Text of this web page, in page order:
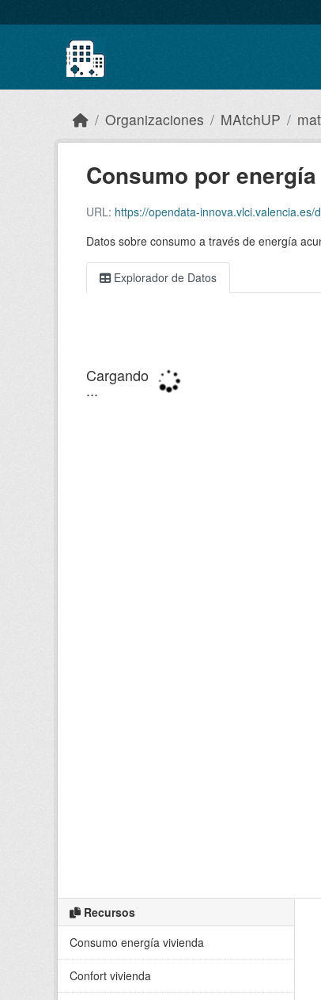
Organizaciones MAtchUP
Consumo por
URL: https://opendata-innova.vlci.valencia.es/
Datos sobre consumo a través de energía
Explorador de Datos
Recursos
Consumo energía vivienda
Confort vivienda